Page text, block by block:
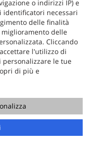
S.r.l., Tutti i diritti
-Cookie Policy
o indirizzi IP) e
identificatori necessari
delle finalità
delle
Cliccando
l'utilizzo di
le tue
di più e